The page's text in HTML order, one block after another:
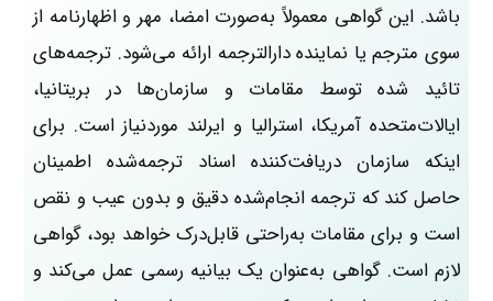
باشد. این گواهی معمولاً به‌صورت امضا، مهر و اظهارنامه از
سوی مترجم یا نماینده دارالترجمه ارائه می‌شود. ترجمه‌های
تائید شده توسط مقامات و سازمان‌ها در بریتانیا،
ایالات‌متحده آمریکا، استرالیا و ایرلند موردنیاز است. برای
اینکه سازمان دریافت‌کننده اسناد ترجمه‌شده اطمینان
حاصل کند که ترجمه انجام‌شده دقیق و بدون عیب و نقص
است و برای مقامات به‌راحتی قابل‌درک خواهد بود، گواهی
لازم است. گواهی به‌عنوان یک بیانیه رسمی عمل می‌کند و